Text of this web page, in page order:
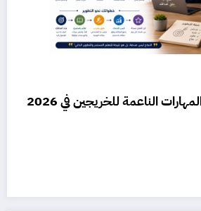
الناعمة للخريجين في 2026